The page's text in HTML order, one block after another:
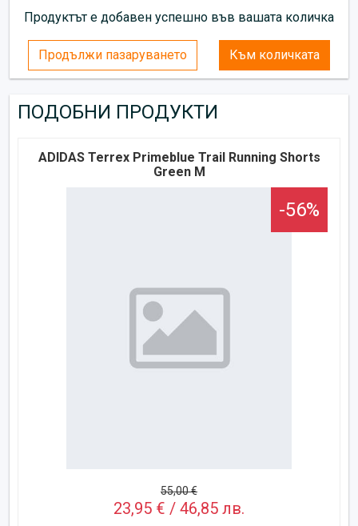
Продуктът е добавен успешно във вашата количка
Продължи пазаруването Към количката
ПОДОБНИ ПРОДУКТИ
ADIDAS Terrex Primeblue Trail Running Shorts
Green M
-56%
55,00 €
23,95 € / 46,85 лв.